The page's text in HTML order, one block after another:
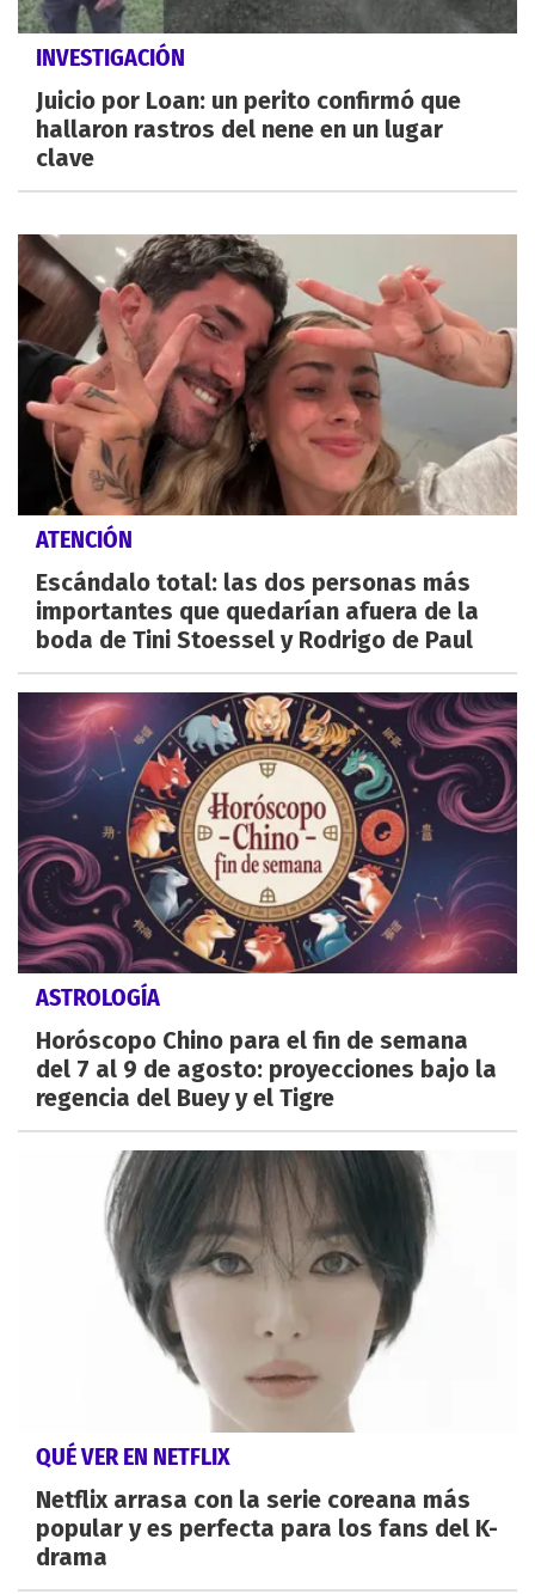
INVESTIGACIÓN
Juicio por Loan: un perito confirmó que
hallaron rastros del nene en un lugar
clave
ATENCIÓN
Escándalo total: las dos personas más
importantes que quedarían afuera de la
boda de Tini Stoessel y Rodrigo de Paul
ASTROLOGÍA
Horóscopo Chino para el fin de semana
del 7 al 9 de agosto: proyecciones bajo la
regencia del Buey y el Tigre
QUÉ VER EN NETFLIX
Netflix arrasa con la serie coreana más
popular y es perfecta para los fans del K-
drama